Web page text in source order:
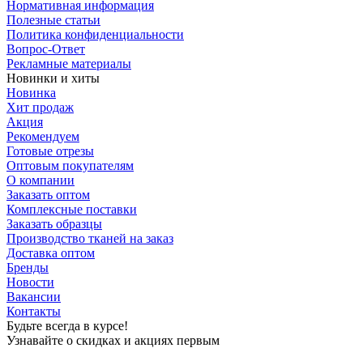
Нормативная информация
Полезные статьи
Политика конфиденциальности
Вопрос-Ответ
Рекламные материалы
Новинки и хиты
Новинка
Хит продаж
Акция
Рекомендуем
Готовые отрезы
Оптовым покупателям
О компании
Заказать оптом
Комплексные поставки
Заказать образцы
Производство тканей на заказ
Доставка оптом
Бренды
Новости
Вакансии
Контакты
Будьте всегда в курсе!
Узнавайте о скидках и акциях первым